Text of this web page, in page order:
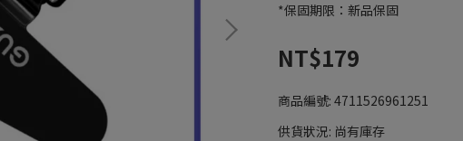
*保固期限：新品保固
NT$179
商品編號: 4711526961251
供貨狀況: 尚有庫存